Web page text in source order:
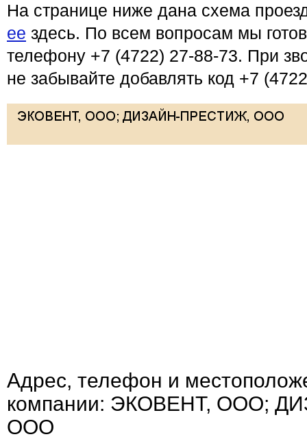
На странице ниже дана схема
ее здесь. По всем вопросам мы
телефону +7 (4722) 27-88-73. При
не забывайте добавлять код +7
Адрес, телефон и
компании: ЭКОВЕНТ, ООО;
ООО